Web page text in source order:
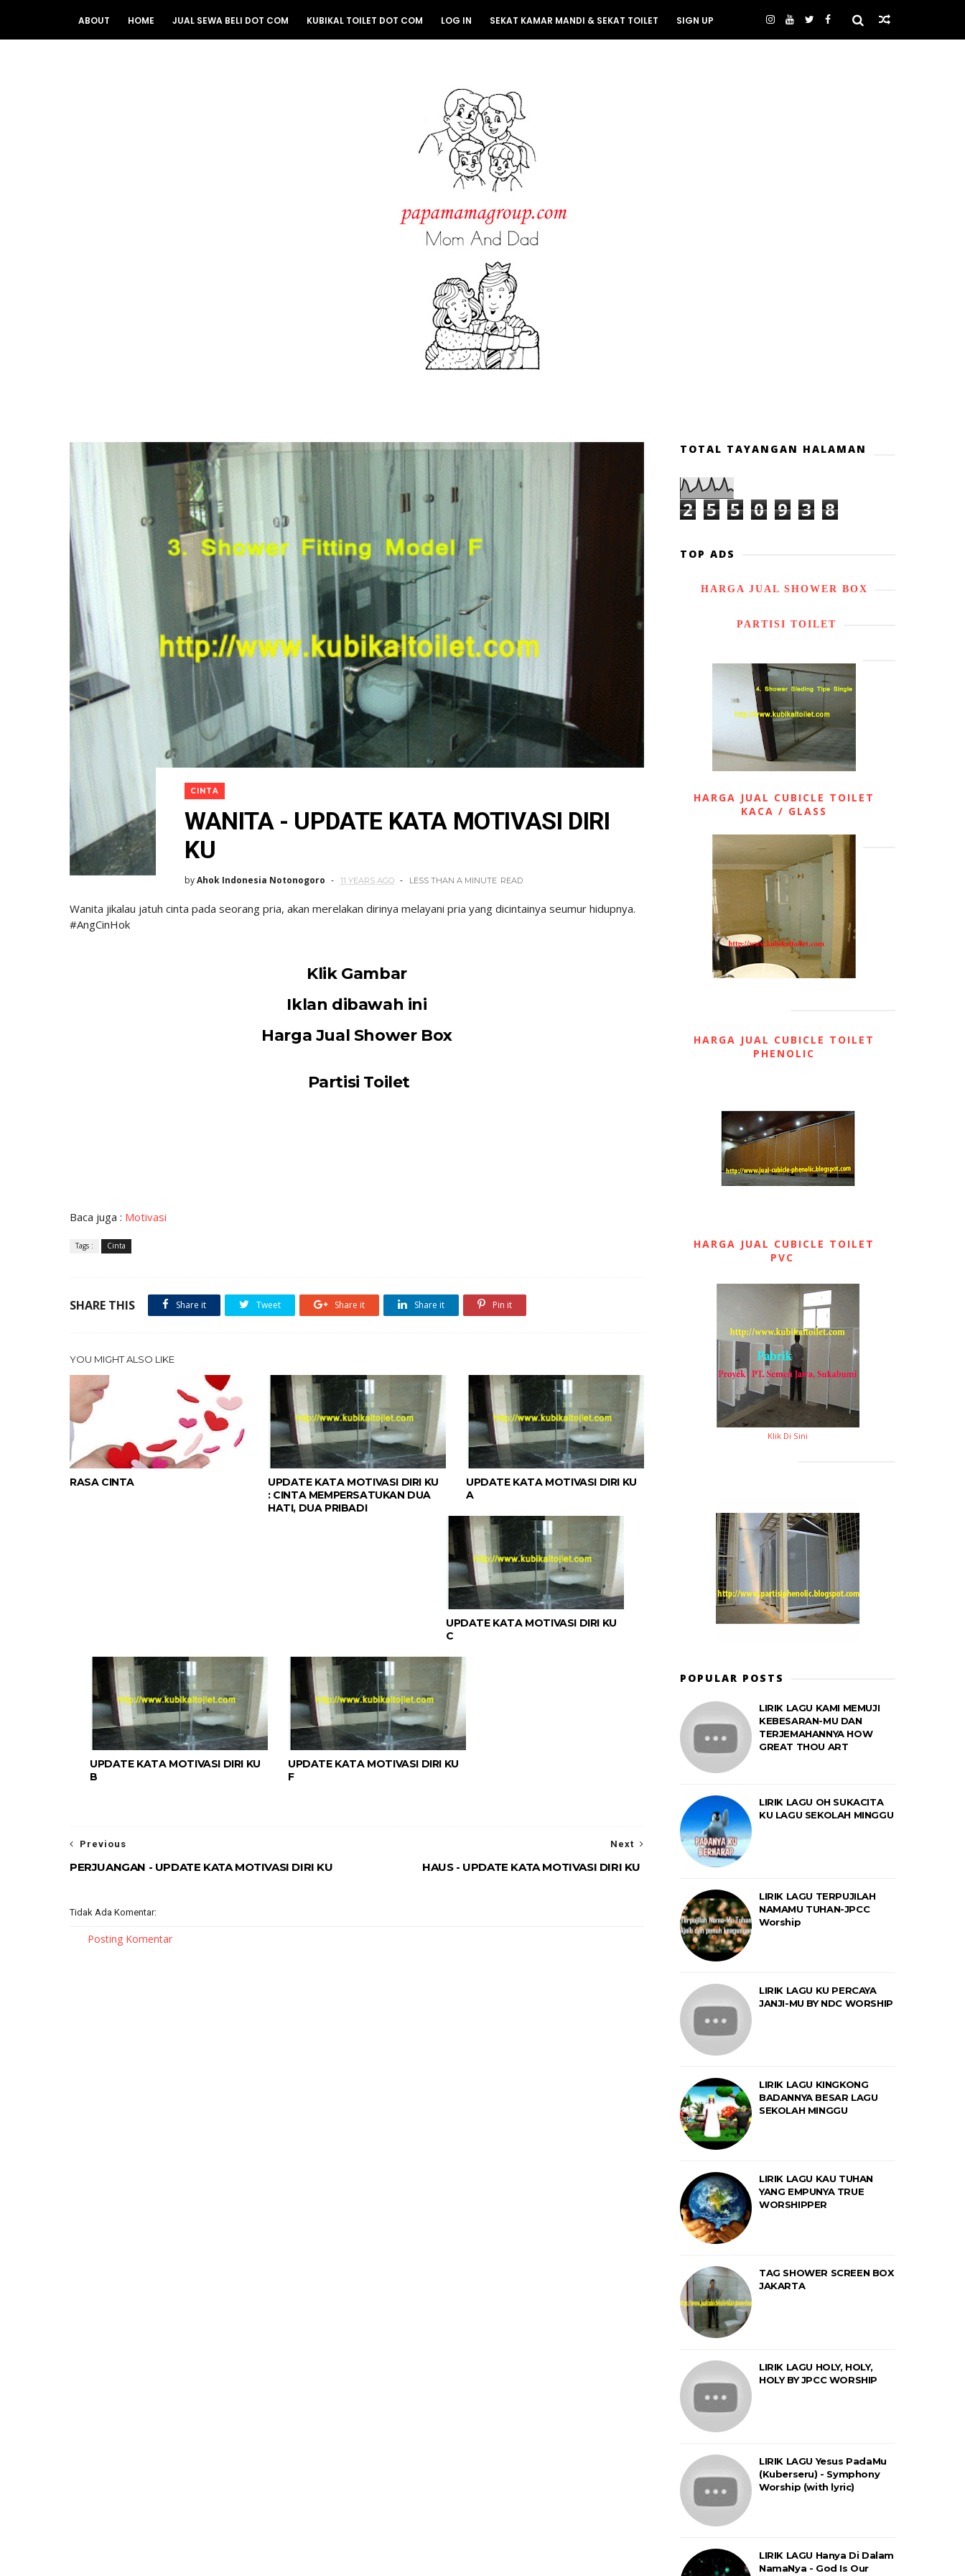
ABOUT HOME JUAL SEWA BELI DOT COM KUBIKAL TOILET DOT COM LOG IN SEKAT KAMAR MANDI & SEKAT TOILET SIGN UP
CINTA
WANITA - UPDATE KATA MOTIVASI DIRI
KU
byAhok Indonesia Notonogoro 11 YEARS AGO LESS THAN A MINUTE READ
Wanita jikalau jatuh cinta pada seorang pria, akan merelakan dirinya melayani pria yang dicintainya seumur hidupnya.
#AngCinHok
Klik Gambar
Iklan dibawah ini
Harga Jual Shower Box
Partisi Toilet
Baca juga : Motivasi
Tags : Cinta
SHARE THIS Share it Tweet Share it Share it Pin it
YOU MIGHT ALSO LIKE
RASA CINTA
UPDATE KATA MOTIVASI DIRI KU
: CINTA MEMPERSATUKAN DUA
HATI, DUA PRIBADI
UPDATE KATA MOTIVASI DIRI KU
A
UPDATE KATA MOTIVASI DIRI KU
C
UPDATE KATA MOTIVASI DIRI KU
B
UPDATE KATA MOTIVASI DIRI KU
F
Next
HAUS - UPDATE KATA MOTIVASI DIRI KU
Previous
PERJUANGAN - UPDATE KATA MOTIVASI DIRI KU
Tidak Ada Komentar:
Posting Komentar
TOTAL TAYANGAN HALAMAN
2 5 5 0 9 3 8
TOP ADS
HARGA JUAL SHOWER BOX
PARTISI TOILET
HARGA JUAL CUBICLE TOILET
KACA / GLASS
HARGA JUAL CUBICLE TOILET
PHENOLIC
HARGA JUAL CUBICLE TOILET
PVC
Klik Di Sini
POPULAR POSTS
LIRIK LAGU KAMI MEMUJI
KEBESARAN-MU DAN
TERJEMAHANNYA HOW
GREAT THOU ART
LIRIK LAGU OH SUKACITA
KU LAGU SEKOLAH MINGGU
LIRIK LAGU TERPUJILAH
NAMAMU TUHAN-JPCC
Worship
LIRIK LAGU KU PERCAYA
JANJI-MU BY NDC WORSHIP
LIRIK LAGU KINGKONG
BADANNYA BESAR LAGU
SEKOLAH MINGGU
LIRIK LAGU KAU TUHAN
YANG EMPUNYA TRUE
WORSHIPPER
TAG SHOWER SCREEN BOX
JAKARTA
LIRIK LAGU HOLY, HOLY,
HOLY BY JPCC WORSHIP
LIRIK LAGU Yesus PadaMu
(Kuberseru) - Symphony
Worship (with lyric)
LIRIK LAGU Hanya Di Dalam
NamaNya - God Is Our